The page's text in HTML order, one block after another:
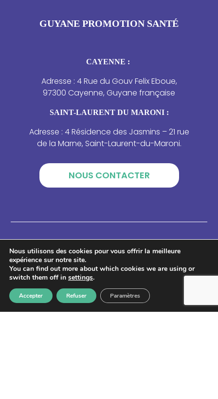
GUYANE PROMOTION SANTÉ
CAYENNE :
Adresse : 4 Rue du Gouv Felix Eboue,
97300 Cayenne, Guyane française
SAINT-LAURENT DU MARONI :
Adresse : 4 Résidence des Jasmins – 21 rue
de la Marne, Saint-Laurent-du-Maroni.
NOUS CONTACTER
Lettre d'information
Nous utilisons des cookies pour vous offrir la meilleure
expérience sur notre site.
You can find out more about which cookies we are using or
switch them off in settings.
Accepter Refuser Paramètres